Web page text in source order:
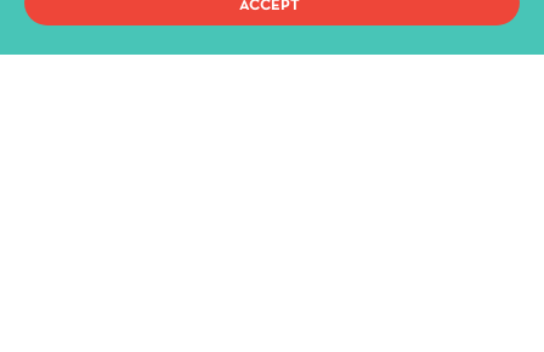
Terms of use
ACCEPT